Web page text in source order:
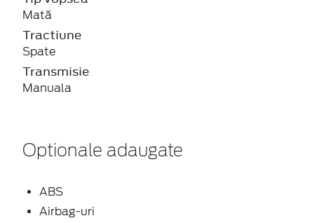
Mată
Tractiune
Spate
Transmisie
Manuala
Optionale adaugate
ABS
Airbag-uri